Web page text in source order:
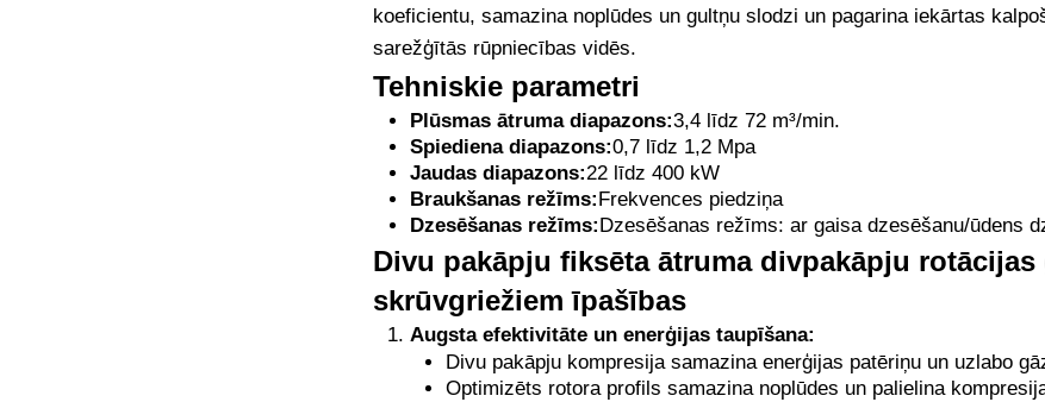
koeficientu, samazina noplūdes un gultņu slodzi un pagarina iekārtas
sarežģītās rūpniecības vidēs.
Tehniskie parametri
Plūsmas ātruma diapazons:3,4 līdz 72 m³/min.
Spiediena diapazons:0,7 līdz 1,2 Mpa
Jaudas diapazons:22 līdz 400 kW
Braukšanas režīms: Frekvences piedziņa
Dzesēšanas režīms: Dzesēšanas režīms: ar gaisa dzesēšanu/ūdens
Divu pakāpju fiksēta ātruma divpakāpju
skrūvgriežiem īpašības
Augsta efektivitāte un enerģijas taupīšana:
Divu pakāpju kompresija samazina enerģijas patēriņu un uzlabo
Optimizēts rotora profils samazina noplūdes un palielina